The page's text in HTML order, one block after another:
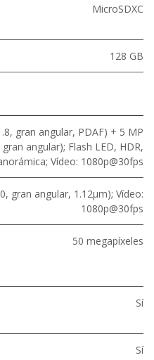
MicroSDXC
128 GB
gran angular, PDAF) + 5 MP
angular); Flash LED, HDR,
Vídeo: 1080p@30fps
gran angular, 1.12μm); Vídeo:
1080p@30fps
50 megapíxeles
Sí
Sí